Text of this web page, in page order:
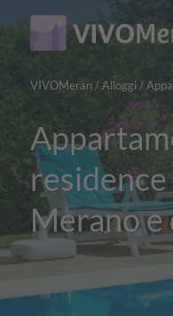
Main
content
Main
navigation
VIVOMeran /Alloggi /
residence
Merano